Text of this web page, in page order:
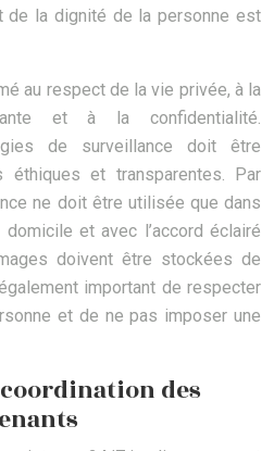
de la dignité de la personne est
au respect de la vie privée, à la
et à la confidentialité.
de surveillance doit être
éthiques et transparentes. Par
ne doit être utilisée que dans
et avec l’accord éclairé
doivent être stockées de
important de respecter
et de ne pas imposer une
des